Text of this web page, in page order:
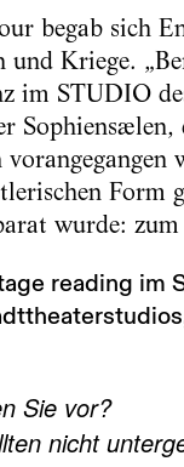
begab sich
Kriege.
im STUDIO
Form
wurde:
reading im
Sie vor?
nicht